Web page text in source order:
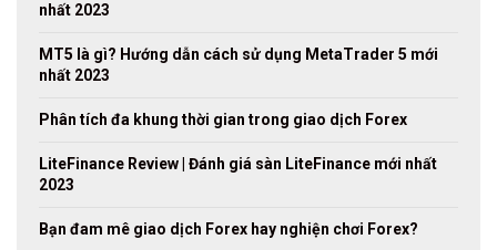
nhất 2023
MT5 là gì? Hướng dẫn cách sử dụng MetaTrader 5 mới
nhất 2023
Phân tích đa khung thời gian trong giao dịch Forex
LiteFinance Review | Đánh giá sàn LiteFinance mới nhất
2023
Bạn đam mê giao dịch Forex hay nghiện chơi Forex?